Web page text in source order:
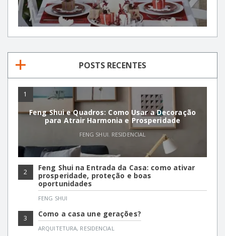
POSTS RECENTES
1
Feng Shui e Quadros: Como Usar a Decoração
para Atrair Harmonia e Prosperidade
FENG SHUI, RESIDENCIAL
2
Feng Shui na Entrada da Casa: como ativar
prosperidade, proteção e boas
oportunidades
FENG SHUI
3 Como a casa une gerações?
ARQUITETURA, RESIDENCIAL